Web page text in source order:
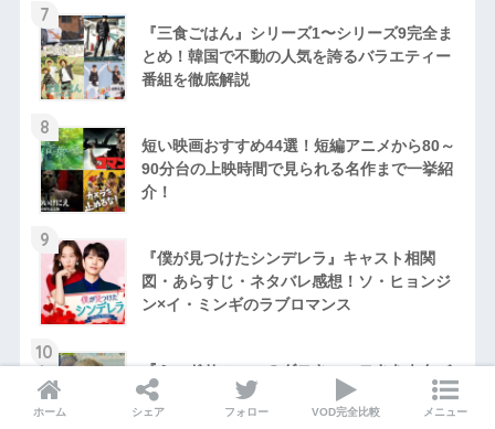
7
『三食ごはん』シリーズ1〜シリーズ9完全ま
とめ！韓国で不動の人気を誇るバラエティー
番組を徹底解説
8
短い映画おすすめ44選！短編アニメから80～
90分台の上映時間で見られる名作まで一挙紹
介！
9
『僕が見つけたシンデレラ』キャスト相関
図・あらすじ・ネタバレ感想！ソ・ヒョンジ
ン×イ・ミンギのラブロマンス
10
『ミッドサマー』のグロさ・エロさをネタバ
レ解説！映画ファンの感想まとめ！R15指定
の理由やモザイク部分も考察
ホーム シェア フォロー VOD完全比較 メニュー